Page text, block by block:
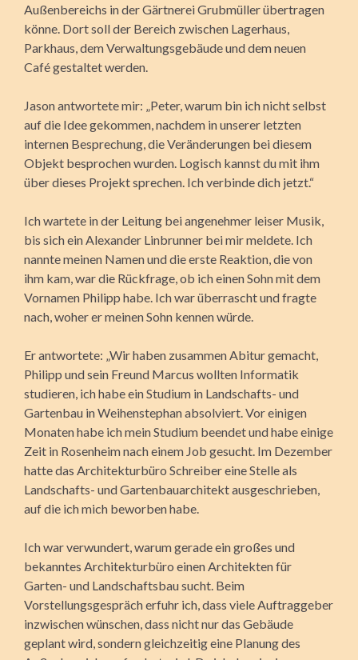
Außenbereichs in der Gärtnerei Grubmüller übertragen
könne. Dort soll der Bereich zwischen Lagerhaus,
Parkhaus, dem Verwaltungsgebäude und dem neuen
Café gestaltet werden.
Jason antwortete mir: „Peter, warum bin ich nicht selbst
auf die Idee gekommen, nachdem in unserer letzten
internen Besprechung, die Veränderungen bei diesem
Objekt besprochen wurden. Logisch kannst du mit ihm
über dieses Projekt sprechen. Ich verbinde dich jetzt.“
Ich wartete in der Leitung bei angenehmer leiser Musik,
bis sich ein Alexander Linbrunner bei mir meldete. Ich
nannte meinen Namen und die erste Reaktion, die von
ihm kam, war die Rückfrage, ob ich einen Sohn mit dem
Vornamen Philipp habe. Ich war überrascht und fragte
nach, woher er meinen Sohn kennen würde.
Er antwortete: „Wir haben zusammen Abitur gemacht,
Philipp und sein Freund Marcus wollten Informatik
studieren, ich habe ein Studium in Landschafts- und
Gartenbau in Weihenstephan absolviert. Vor einigen
Monaten habe ich mein Studium beendet und habe einige
Zeit in Rosenheim nach einem Job gesucht. Im Dezember
hatte das Architekturbüro Schreiber eine Stelle als
Landschafts- und Gartenbauarchitekt ausgeschrieben,
auf die ich mich beworben habe.
Ich war verwundert, warum gerade ein großes und
bekanntes Architekturbüro einen Architekten für
Garten- und Landschaftsbau sucht. Beim
Vorstellungsgespräch erfuhr ich, dass viele Auftraggeber
inzwischen wünschen, dass nicht nur das Gebäude
geplant wird, sondern gleichzeitig eine Planung des